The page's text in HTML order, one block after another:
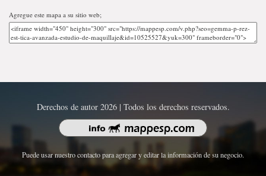
Agregue este mapa a su sitio web;
Derechos de autor 2026 | Todos los derechos reservados.
Puede usar nuestro contacto para agregar y editar la información de su negocio.